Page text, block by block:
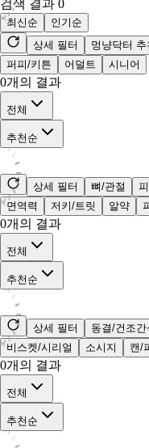
검색 결과 0
최신순
인기순
상세 필터
멍냥닥터 추
퍼피/키튼
어덜트 시니어
0개의 결과
전체
추천순
상세 필터 뼈/관절
면역력
저키/트릿 알약
0개의 결과
전체
추천순
상세 필터 동결/건조간
비스켓/시리얼
소시지 캔/
0개의 결과
전체
추천순